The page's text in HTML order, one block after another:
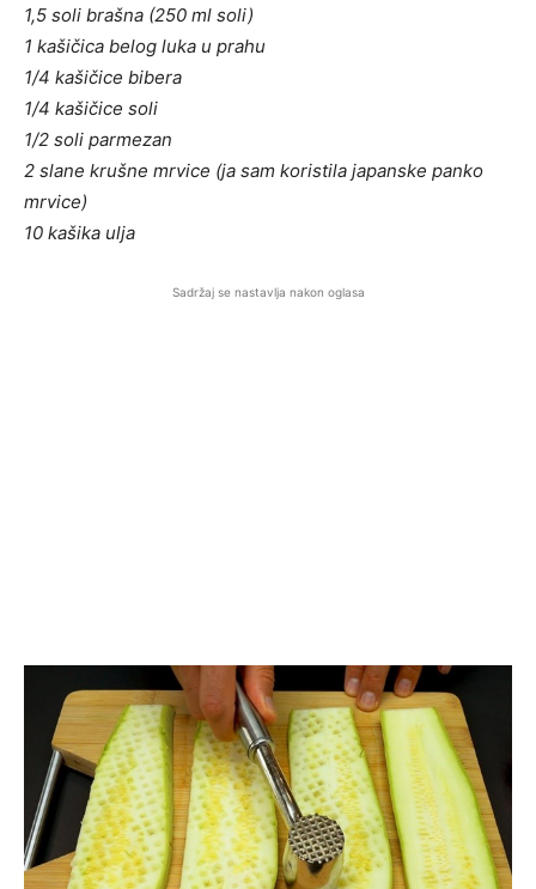
1,5 soli brašna (250 ml soli)
1 kašičica belog luka u prahu
1/4 kašičice bibera
1/4 kašičice soli
1/2 soli parmezan
2 slane krušne mrvice (ja sam koristila japanske panko
mrvice)
10 kašika ulja
Sadržaj se nastavlja nakon oglasa